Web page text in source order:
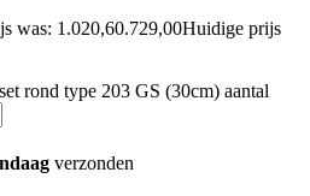
was: 1.020,60.729,00Huidige prijs
rond type 203 GS (30cm) aantal
verzonden